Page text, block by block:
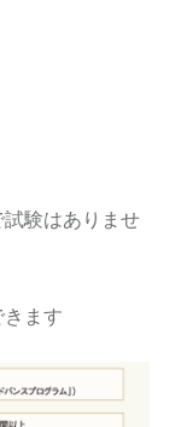
験はありませ
ます